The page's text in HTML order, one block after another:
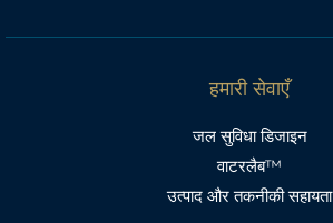
हमारी सेवाएँ
जल सुविधा डिजाइन
वाटरलैब™
उत्पाद और तकनीकी सहायता